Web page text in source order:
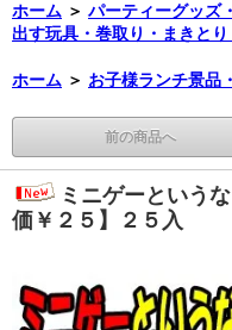
ホーム ＞ パーティーグッズ
出す玩具・巻取り・まきと
ホーム ＞ お子様ランチ景品
前の商品へ
ミニゲーという
価￥２５】２５入